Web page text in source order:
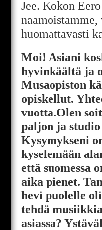
Jee. Kokon
huomattavasti
Moi! Asiani
hyvinkäältä ja
Musaopiston
opiskellut.
vuotta.Olen
paljon ja
Kysymykseni
kyselemään
että suomessa
aika pienet.
hevi puolelle
tehdä
asiassa?